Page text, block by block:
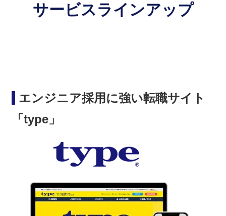
サービスラインアップ
エンジニア採用に強い転職サイト
「type」